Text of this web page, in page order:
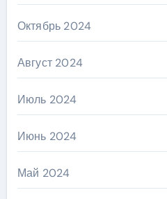
Октябрь 2024
Август 2024
Июль 2024
Июнь 2024
Май 2024